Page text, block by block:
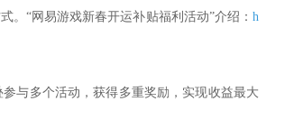
。“网易游戏新春开运补贴福利活动”介绍：h
与多个活动，获得多重奖励，实现收益最大